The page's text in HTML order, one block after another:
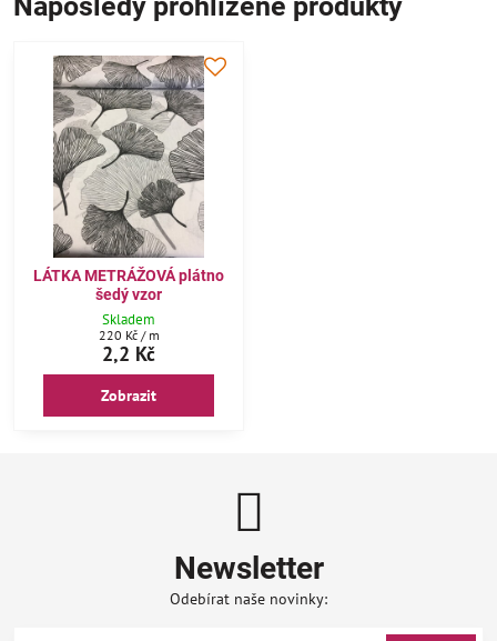
LÁTKA METRÁŽOVÁ plátno
šedý vzor
Skladem
2,2 Kč
220 Kč / m
Zobrazit
Newsletter
Odebírat naše novinky: